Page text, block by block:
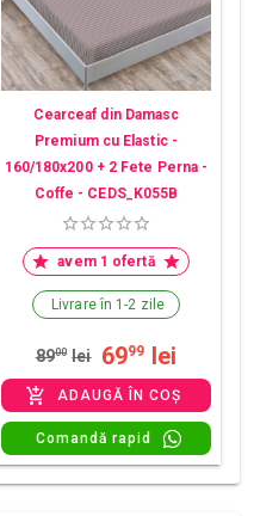
Cearceaf din Damasc
Premium cu Elastic -
160/180x200 + 2 Fete Perna -
Coffe - CEDS_K055B
avem 1 ofertă
Livrare în 1-2 zile
8900 lei 6999 lei
ADAUGĂ ÎN COȘ
Comandă rapid